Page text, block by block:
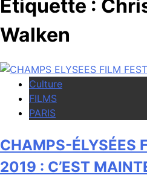
Étiquette :
Walken
Culture
FILMS
PARIS
CHAMPS-ÉLYSÉES
2019 : C’EST